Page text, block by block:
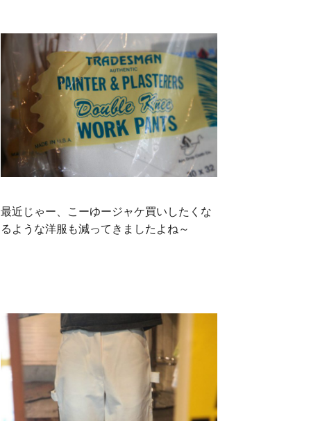
最近じゃー、こーゆージャケ買いしたくな
るような洋服も減ってきましたよね～